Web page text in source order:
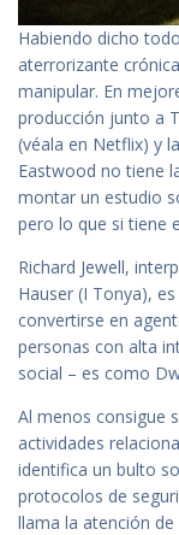
Habiendo dicho
aterrorizante
manipular. En
producción junto a
(véala en Netflix) y
Eastwood no tiene
montar un estudio
pero lo que si tiene
Richard Jewell,
Hauser (I Tonya),
convertirse en
personas con alta
social – es como
Al menos consigue
actividades
identifica un bulto
protocolos de
llama la atención